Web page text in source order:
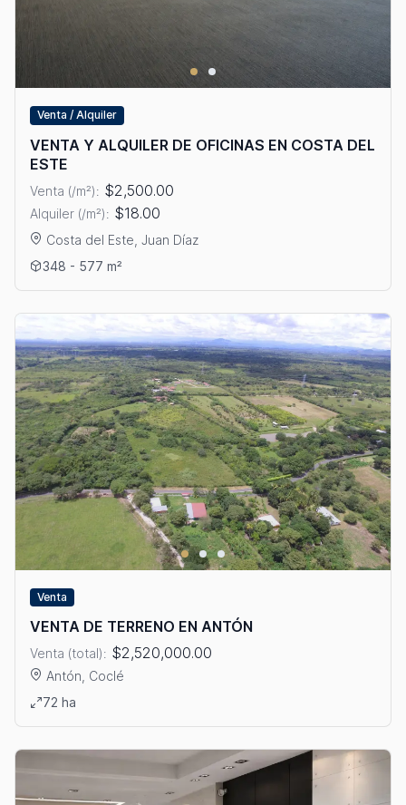
Venta / Alquiler
VENTA Y ALQUILER DE OFICINAS EN COSTA DEL
ESTE
Venta (/m²): $2,500.00
Alquiler (/m²): $18.00
Costa del Este, Juan Díaz
Ver detalles: VENTA Y ALQUILER DE OFICINAS EN COSTA DEL
348 - 577 m²
Venta
VENTA DE TERRENO EN ANTÓN
Venta (total): $2,520,000.00
Antón, Coclé
Ver detalles: VENTA DE TERRENO EN ANTÓN
72 ha